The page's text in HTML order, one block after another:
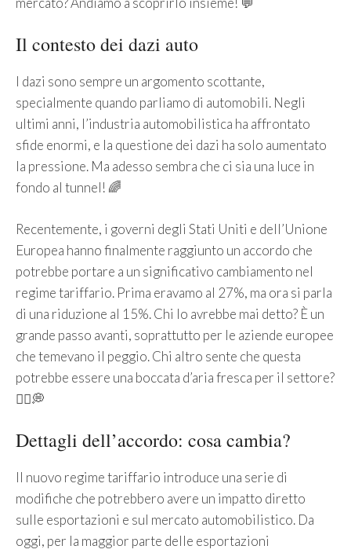
Il contesto dei dazi auto
I dazi sono sempre un argomento scottante,
specialmente quando parliamo di automobili. Negli
ultimi anni, l’industria automobilistica ha affrontato
sfide enormi, e la questione dei dazi ha solo aumentato
la pressione. Ma adesso sembra che ci sia una luce in
fondo al tunnel! 🌈
Recentemente, i governi degli Stati Uniti e dell’Unione
Europea hanno finalmente raggiunto un accordo che
potrebbe portare a un significativo cambiamento nel
regime tariffario. Prima eravamo al 27%, ma ora si parla
di una riduzione al 15%. Chi lo avrebbe mai detto? È un
grande passo avanti, soprattutto per le aziende europee
che temevano il peggio. Chi altro sente che questa
potrebbe essere una boccata d’aria fresca per il settore?
🙋‍♀️💭
Dettagli dell’accordo: cosa cambia?
Il nuovo regime tariffario introduce una serie di
modifiche che potrebbero avere un impatto diretto
sulle esportazioni e sul mercato automobilistico. Da
oggi, per la maggior parte delle esportazioni